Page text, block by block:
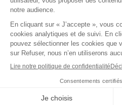
* Taux fixe national hors assurance,
dossier. Exemple représentatif pour
Taux débiteur fixe de 2.85 % et TAEG
assurance emprunteur de 0,36%)
1 426,78 € (dont 60,00 €
56 820,53 €. Montant total dû
Un crédit vous engage et doit être